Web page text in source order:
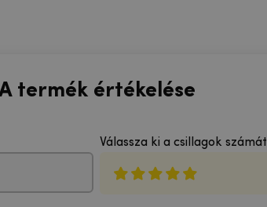
termék értékelése
Válassza ki a csillagok számát